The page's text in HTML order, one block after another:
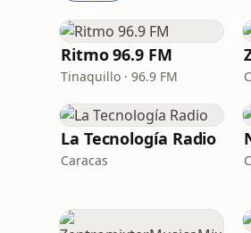
Ritmo 96.9 FM
Tinaquillo · 96.9 FM
La Tecnología Radio
Caracas